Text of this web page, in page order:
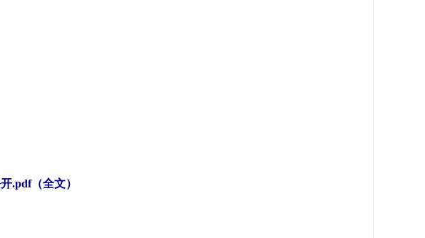
.pdf（全文）